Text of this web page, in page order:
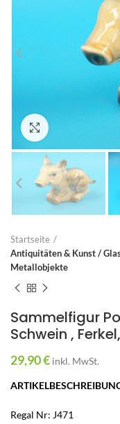
Zum Vergrößern
Startseite
Antiquitäten & Kunst /
Metallobjekte
Sammelfigur
Schwein ,
29,90€ inkl. MwSt.
Regal Nr: J471